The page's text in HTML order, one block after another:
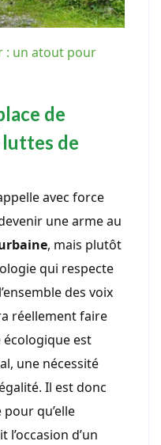
: un atout pour
de
luttes de
avec force
une arme au
, mais plutôt
qui respecte
des voix
réellement faire
écologique est
une nécessité
Il est donc
qu’elle
l’occasion d’un